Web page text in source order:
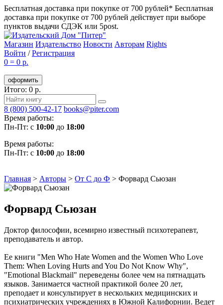
Бесплатная доставка при покупке от 700 рублей* Бесплатная
доставка при покупке от 700 рублей действует при выборе
пунктов выдачи СДЭК или 5post.
Магазин Издательство Новости Авторам Rights
Войти /Регистрация
0 = 0 р.
оформить
Итого: 0 р.
8 (800) 500-42-17 books@piter.com
Время работы:
Пн-Пт: с 10:00 до 18:00
Время работы:
Пн-Пт: с 10:00 до 18:00
Главная > Авторы > От С до Ф > Форвард Сьюзан
Форвард Сьюзан
Доктор философии, всемирно известный психотерапевт,
преподаватель и автор.
Ее книги "Men Who Hate Women and the Women Who Love
Them: When Loving Hurts and You Do Not Know Why",
"Emotional Blackmail" переведены более чем на пятнадцать
языков. Занимается частной практикой более 20 лет,
преподает и консультирует в нескольких медицинских и
психиатрических учреждениях в Южной Калифорнии. Ведет